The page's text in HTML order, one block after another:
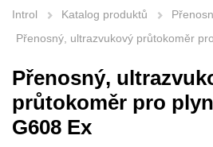
Introl Katalog produktů
Přenosný, ultrazvukový průtokoměr
Přenosný,
průtokoměr pro
G608 Ex